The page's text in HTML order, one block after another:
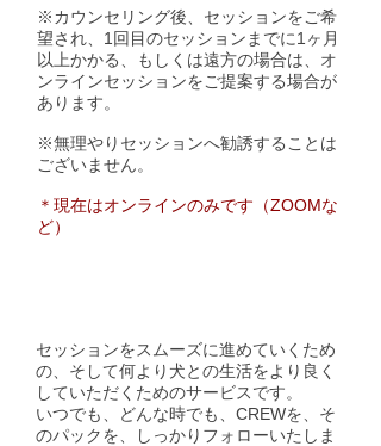
※カウンセリング後、セッションをご希
望され、1回目のセッションまでに1ヶ月
以上かかる、もしくは遠方の場合は、オ
ンラインセッションをご提案する場合が
あります。
※無理やりセッションへ勧誘することは
ございません。
＊現在はオンラインのみです（ZOOMな
ど）
セッションをスムーズに進めていくため
の、そして何より犬との生活をより良く
していただくためのサービスです。
いつでも、どんな時でも、CREWを、そ
のパックを、しっかりフォローいたしま